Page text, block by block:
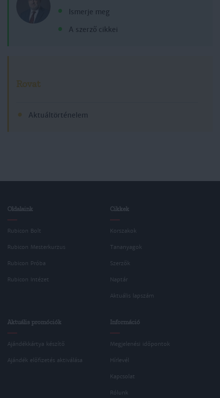
Ismerje meg
A szerző cikkei
Rovat
Aktuáltörténelem
Oldalaink
Rubicon Bolt
Rubicon Mesterkurzus
Rubicon Próba
Rubicon Intézet
Cikkek
Korszakok
Tananyagok
Szerzők
Naptár
Aktuális lapszám
Aktuális promóciók
Ajándékkártya készítő
Ajándék előfizetés aktiválása
Információ
Megjelenési időpontok
Hírlevél
Kapcsolat
Rólunk